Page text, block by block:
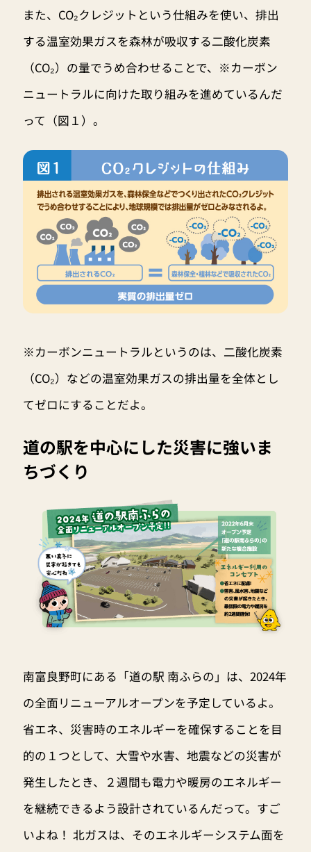
また、CO₂クレジットという仕組みを使い、排出
する温室効果ガスを森林が吸収する二酸化炭素
（CO₂）の量でうめ合わせることで、※カーボン
ニュートラルに向けた取り組みを進めているんだ
って（図１）。
※カーボンニュートラルというのは、二酸化炭素
（CO₂）などの温室効果ガスの排出量を全体とし
てゼロにすることだよ。
道の駅を中心にした災害に強いま
ちづくり
南富良野町にある「道の駅 南ふらの」は、2024年
の全面リニューアルオープンを予定しているよ。
省エネ、災害時のエネルギーを確保することを目
的の１つとして、大雪や水害、地震などの災害が
発生したとき、２週間も電力や暖房のエネルギー
を継続できるよう設計されているんだって。すご
いよね！ 北ガスは、そのエネルギーシステム面を